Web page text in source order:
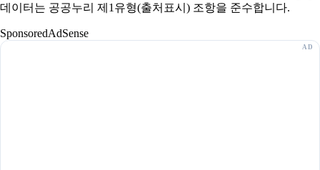
데이터는 공공누리 제1유형(출처표시) 조항을 준수합니다.
SponsoredAdSense